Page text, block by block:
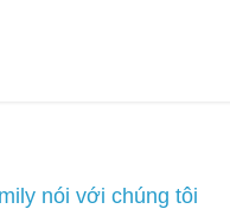
nói với chúng tôi